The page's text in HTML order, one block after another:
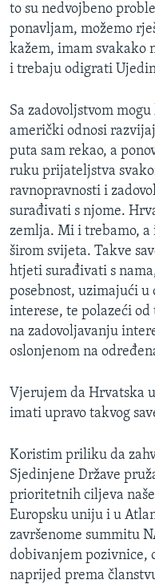
to su nedvojbeno
ponavljam, možemo
kažem, imam svakako
i trebaju odigrati
Sa zadovoljstvom
američki odnosi
puta sam rekao, a
ruku prijateljstva
ravnopravnosti i
surađivati s njome.
zemlja. Mi i trebamo,
širom svijeta. Takve
htjeti surađivati s
posebnost, uzimajući u
interese, te polazeći
na zadovoljavanju
oslonjenom na
Vjerujem da Hrvatska
imati upravo takvog
Koristim priliku da
Sjedinjene Države
prioritetnih ciljeva
Europsku uniju i u
završenome summitu
dobivanjem pozivnice,
naprijed prema